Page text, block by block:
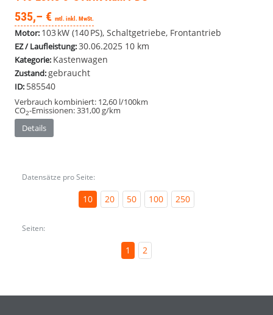
535,– € mtl. inkl. MwSt.
Motor: 103 kW (140 PS), Schaltgetriebe, Frontantrieb
EZ / Laufleistung:30.06.2025 10 km
Kategorie: Kastenwagen
Zustand:gebraucht
ID: 585540
Verbrauch kombiniert: 12,60 l/100km
CO2-Emissionen:331,00 g/km
Details
Datensätze pro Seite:
10 20 50 100 250
Seiten:
1 2